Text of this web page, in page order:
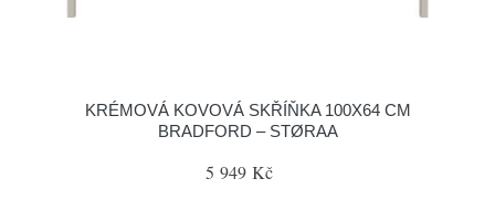
KRÉMOVÁ KOVOVÁ SKŘÍŇKA 100X64 CM
BRADFORD – STØRAA
5 949 Kč